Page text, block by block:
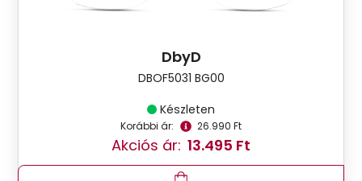
DbyD
DBOF5031 BG00
Készleten
Korábbi ár: 26.990 Ft
Akciós ár: 13.495 Ft